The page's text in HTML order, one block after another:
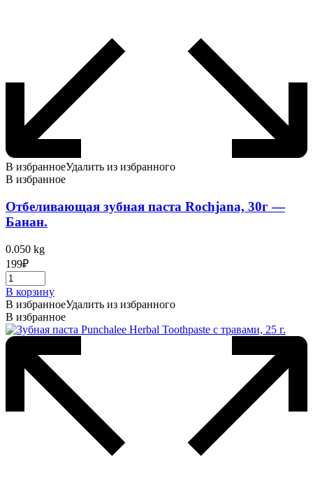
В избранноеУдалить из избранного
В избранное
Отбеливающая зубная паста Rochjana, 30г —
Банан.
0.050 kg
199₽
В корзину
В избранноеУдалить из избранного
В избранное